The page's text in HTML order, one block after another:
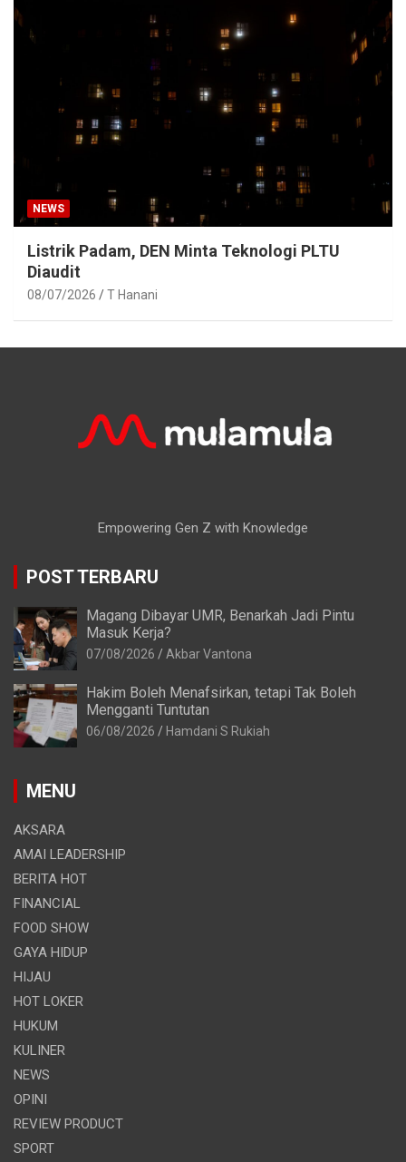
NEWS
Listrik Padam, DEN Minta Teknologi PLTU
Diaudit
08/07/2026 T Hanani
Empowering Gen Z with Knowledge
POST TERBARU
Magang Dibayar UMR, Benarkah Jadi Pintu
Masuk Kerja?
07/08/2026 Akbar Vantona
Hakim Boleh Menafsirkan, tetapi Tak Boleh
Mengganti Tuntutan
06/08/2026 Hamdani S Rukiah
MENU
AKSARA
AMAI LEADERSHIP
BERITA HOT
FINANCIAL
FOOD SHOW
GAYA HIDUP
HIJAU
HOT LOKER
HUKUM
KULINER
NEWS
OPINI
REVIEW PRODUCT
SPORT